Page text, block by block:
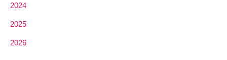
2024
2025
2026